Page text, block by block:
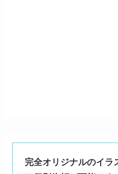
完全オリジナルのイラ